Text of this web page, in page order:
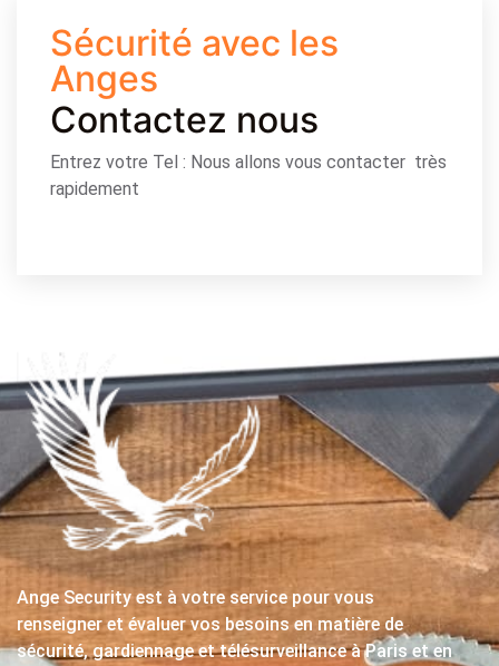
Sécurité avec les
Anges
Contactez nous
Entrez votre Tel : Nous allons vous contacter très
rapidement
Ange Security est à votre service pour vous
renseigner et évaluer vos besoins en matière de
sécurité, gardiennage et télésurveillance à Paris et en